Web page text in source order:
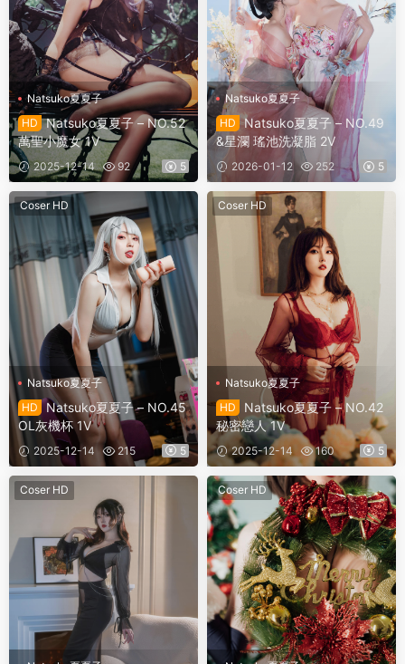
Natsuko夏夏子
HD
Natsuko夏夏子 – NO.52
萬聖小魔女 1V
2025-12-14 92 5
Natsuko夏夏子
HD
Natsuko夏夏子 – NO.49
&星瀾 瑤池洗凝脂 2V
2026-01-12 252 5
Coser HD
Natsuko夏夏子
HD
Natsuko夏夏子 – NO.45
OL灰機杯 1V
2025-12-14 215 5
Coser HD
Natsuko夏夏子
HD
Natsuko夏夏子 – NO.42
秘密戀人 1V
2025-12-14 160 5
Coser HD Coser HD